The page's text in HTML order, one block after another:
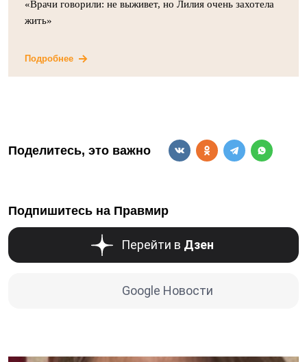
«Врачи говорили: не выживет, но Лилия очень захотела
жить»
Подробнее
Поделитесь, это важно
Подпишитесь на Правмир
Перейти в Дзен
Google Новости